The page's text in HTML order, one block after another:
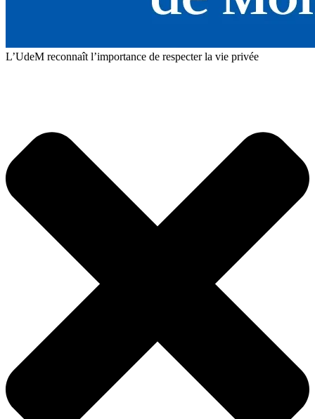
L’UdeM reconnaît l’importance de respecter la vie privée